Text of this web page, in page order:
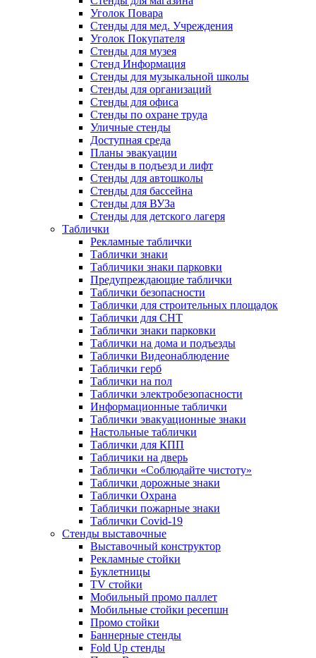
Уголок Повара
Стенды для мед. Учреждения
Уголок Покупателя
Стенды для музея
Стенд Информация
Стенды для музыкальной школы
Стенды для организаций
Стенды для офиса
Стенды по охране труда
Уличные стенды
Доступная среда
Планы эвакуации
Стенды в подъезд и лифт
Стенды для автошколы
Стенды для бассейна
Стенды для ВУЗа
Стенды для детского лагеря
Таблички
Рекламные таблички
Таблички знаки
Табличики знаки парковки
Предупреждающие таблички
Таблички безопасности
Таблички для строительных площадок
Таблички для СНТ
Таблички знаки парковки
Таблички на дома и подъезды
Таблички Видеонаблюдение
Таблички герб
Таблички на пол
Таблички электробезопасности
Информационные таблички
Таблички эвакуационные знаки
Настольные таблички
Таблички для КПП
Табличики на дверь
Таблички «Соблюдайте чистоту»
Таблички дорожные знаки
Таблички Охрана
Таблички пожарные знаки
Таблички Covid-19
Стенды выставочные
Выставочный конструктор
Рекламные стойки
Буклетницы
TV стойки
Мобильный промо паллет
Мобильные стойки ресепшн
Промо стойки
Баннерные стенды
Fold Up стенды